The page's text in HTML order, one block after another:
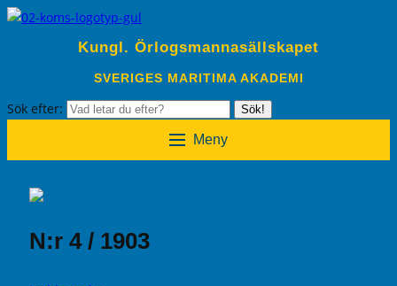
Kungl. Örlogsmannasällskapet
SVERIGES MARITIMA AKADEMI
Sök efter: Sök!
Meny
N:r 4 / 1903